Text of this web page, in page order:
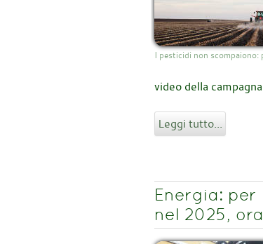
I pesticidi non
video della
Leggi tutto...
Energia:
nel 2025,